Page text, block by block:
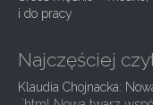
i do pracy
Najczęściej
Klaudia Chojnacka: